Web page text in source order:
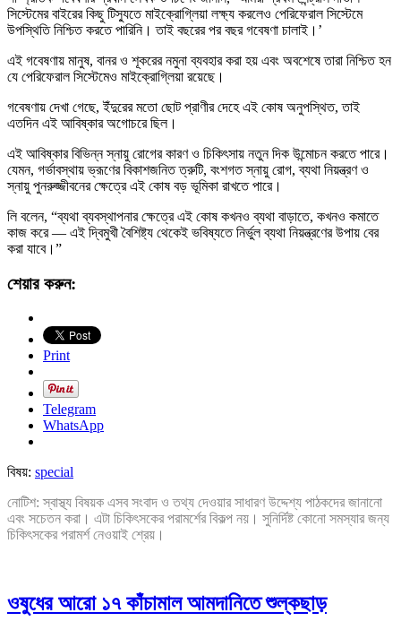
সিস্টেমের বাইরের কিছু টিস্যুতে মাইক্রোগ্লিয়া লক্ষ্য করলেও পেরিফেরাল সিস্টেমে
উপস্থিতি নিশ্চিত করতে পারিনি। তাই বছরের পর বছর গবেষণা চালাই।’
এই গবেষণায় মানুষ, বানর ও শূকরের নমুনা ব্যবহার করা হয় এবং অবশেষে তারা নিশ্চিত হন
যে পেরিফেরাল সিস্টেমেও মাইক্রোগ্লিয়া রয়েছে।
গবেষণায় দেখা গেছে, ইঁদুরের মতো ছোট প্রাণীর দেহে এই কোষ অনুপস্থিত, তাই
এতদিন এই আবিষ্কার অগোচরে ছিল।
এই আবিষ্কার বিভিন্ন স্নায়ু রোগের কারণ ও চিকিৎসায় নতুন দিক উন্মোচন করতে পারে।
যেমন, গর্ভাবস্থায় ভ্রূণের বিকাশজনিত ত্রুটি, বংশগত স্নায়ু রোগ, ব্যথা নিয়ন্ত্রণ ও
স্নায়ু পুনরুজ্জীবনের ক্ষেত্রে এই কোষ বড় ভূমিকা রাখতে পারে।
লি বলেন, “ব্যথা ব্যবস্থাপনার ক্ষেত্রে এই কোষ কখনও ব্যথা বাড়াতে, কখনও কমাতে
কাজ করে — এই দ্বিমুখী বৈশিষ্ট্য থেকেই ভবিষ্যতে নির্ভুল ব্যথা নিয়ন্ত্রণের উপায় বের
করা যাবে।”
শেয়ার করুন:
Print
Telegram
WhatsApp
বিষয়: special
নোটিশ: স্বাস্থ্য বিষয়ক এসব সংবাদ ও তথ্য দেওয়ার সাধারণ উদ্দেশ্য পাঠকদের জানানো
এবং সচেতন করা। এটা চিকিৎসকের পরামর্শের বিকল্প নয়। সুনির্দিষ্ট কোনো সমস্যার জন্য
চিকিৎসকের পরামর্শ নেওয়াই শ্রেয়।
ওষুধের আরো ১৭ কাঁচামাল আমদানিতে শুল্কছাড়